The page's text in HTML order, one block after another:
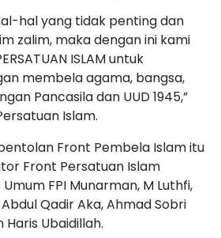
hal yang tidak penting dan
zalim, maka dengan ini kami
ISLAM untuk
membela agama, bangsa,
Pancasila dan UUD 1945,”
Islam.
Front Pembela Islam itu
Front Persatuan Islam
FPI Munarman, M Luthfi,
Qadir Aka, Ahmad Sobri
Haris Ubaidillah.